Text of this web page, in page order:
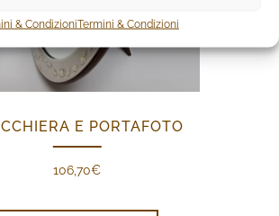
& CondizioniTermini & Condizioni
E PORTAFOTO
106,70€